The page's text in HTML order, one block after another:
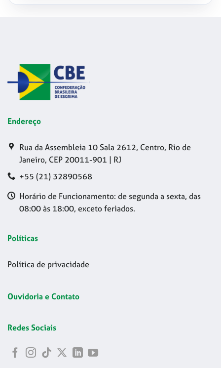
Endereço
Rua da Assembleia 10 Sala 2612, Centro, Rio de
Janeiro, CEP 20011-901 | RJ
+55 (21) 32890568
Horário de Funcionamento: de segunda a sexta, das
08:00 às 18:00, exceto feriados.
Políticas
Política de privacidade
Ouvidoria e Contato
Redes Sociais